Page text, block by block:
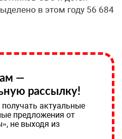
в этом году 56 684
—
рассылку!
актуальные
предложения от
не выходя из